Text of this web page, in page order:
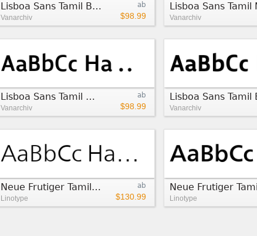
ab
$98.99
Lisboa Sans Tamil Book
Vanarchiv Vanarchiv
ab
$98.99
Lisboa Sans Tamil Medium
Vanarchiv Vanarchiv
ab
$130.99
Neue Frutiger Tamil Light
Linotype Linotype